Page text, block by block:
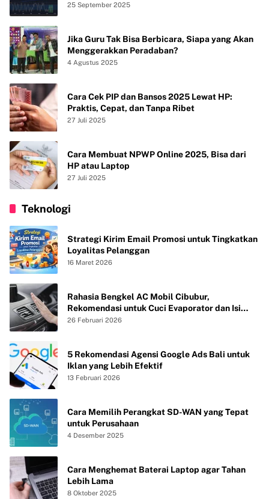
25 September 2025
Jika Guru Tak Bisa Berbicara, Siapa yang Akan
Menggerakkan Peradaban?
4 Agustus 2025
Cara Cek PIP dan Bansos 2025 Lewat HP:
Praktis, Cepat, dan Tanpa Ribet
27 Juli 2025
Cara Membuat NPWP Online 2025, Bisa dari
HP atau Laptop
27 Juli 2025
Teknologi
Strategi Kirim Email Promosi untuk Tingkatkan
Loyalitas Pelanggan
16 Maret 2026
Rahasia Bengkel AC Mobil Cibubur,
Rekomendasi untuk Cuci Evaporator dan Isi
Freon agar AC Mobil Dingin Maksimal Tanpa
26 Februari 2026
5 Rekomendasi Agensi Google Ads Bali untuk
Iklan yang Lebih Efektif
13 Februari 2026
Cara Memilih Perangkat SD-WAN yang Tepat
untuk Perusahaan
4 Desember 2025
Cara Menghemat Baterai Laptop agar Tahan
Lebih Lama
8 Oktober 2025